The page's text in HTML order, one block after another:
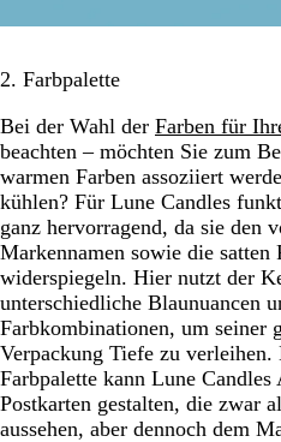
2. Farbpalette
Bei der Wahl der Farben für
beachten – möchten Sie zum
warmen Farben assoziiert
kühlen? Für Lune Candles
ganz hervorragend, da sie den
Markennamen sowie die satten
widerspiegeln. Hier nutzt der
unterschiedliche Blaunuancen
Farbkombinationen, um seiner
Verpackung Tiefe zu
Farbpalette kann Lune
Postkarten gestalten, die zwar
aussehen, aber dennoch dem